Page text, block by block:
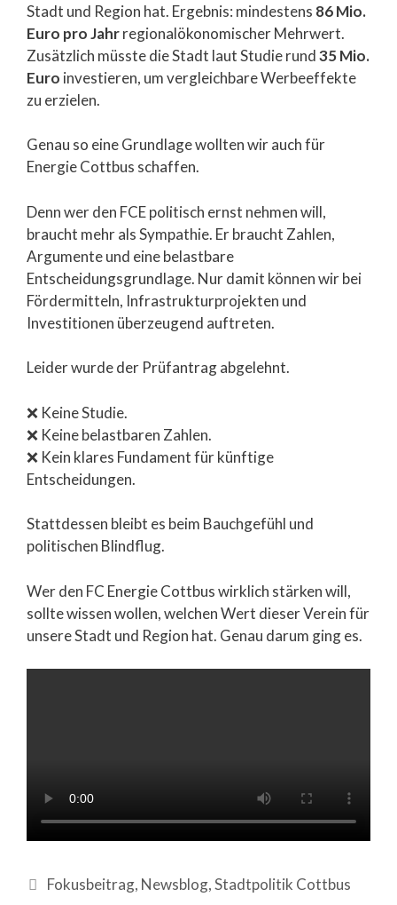
Stadt und Region hat. Ergebnis: mindestens 86 Mio.
Euro pro Jahrregionalökonomischer Mehrwert.
Zusätzlich müsste die Stadt laut Studie rund35 Mio.
Euro investieren, um vergleichbare Werbeeffekte
zu erzielen.
Genau so eine Grundlage wollten wir auch für
Energie Cottbus schaffen.
Denn wer den FCE politisch ernst nehmen will,
braucht mehr als Sympathie. Er braucht Zahlen,
Argumente und eine belastbare
Entscheidungsgrundlage. Nur damit können wir bei
Fördermitteln, Infrastrukturprojekten und
Investitionen überzeugend auftreten.
Leider wurde der Prüfantrag abgelehnt.
❌ Keine Studie.
❌ Keine belastbaren Zahlen.
❌ Kein klares Fundament für künftige
Entscheidungen.
Stattdessen bleibt es beim Bauchgefühl und
politischen Blindflug.
Wer den FC Energie Cottbus wirklich stärken will,
sollte wissen wollen, welchen Wert dieser Verein für
unsere Stadt und Region hat. Genau darum ging es.
Fokusbeitrag, Newsblog,Stadtpolitik Cottbus